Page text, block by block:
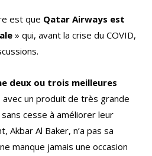
est que Qatar Airways est
» qui, avant la crise du COVID,
deux ou trois meilleures
avec un produit de très grande
cesse à améliorer leur
Akbar Al Baker, n’a pas sa
manque jamais une occasion